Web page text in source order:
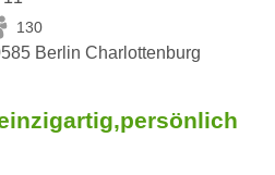
130
Berlin Charlottenburg